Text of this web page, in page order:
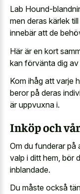
Lab Hound-
men deras kärlek
innebär att de
Här är en kort
kan förvänta dig
Kom ihåg att varje
beror på deras
är uppvuxna i.
Inköp och
Om du funderar på
valp i ditt hem, bör
inblandade.
Du måste också